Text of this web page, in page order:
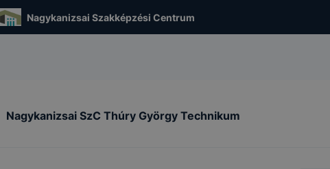
Nagykanizsai Szakképzési Centrum
Nagykanizsai SzC Thúry György Technikum